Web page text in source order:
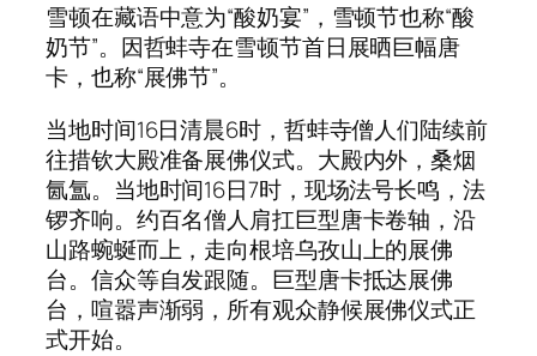
雪顿在藏语中意为“酸奶宴”，雪顿节也称“酸
奶节”。因哲蚌寺在雪顿节首日展晒巨幅唐
卡，也称“展佛节”。
当地时间16日清晨6时，哲蚌寺僧人们陆续前
往措钦大殿准备展佛仪式。大殿内外，桑烟
氤氲。当地时间16日7时，现场法号长鸣，法
锣齐响。约百名僧人肩扛巨型唐卡卷轴，沿
山路蜿蜒而上，走向根培乌孜山上的展佛
台。信众等自发跟随。巨型唐卡抵达展佛
台，喧嚣声渐弱，所有观众静候展佛仪式正
式开始。